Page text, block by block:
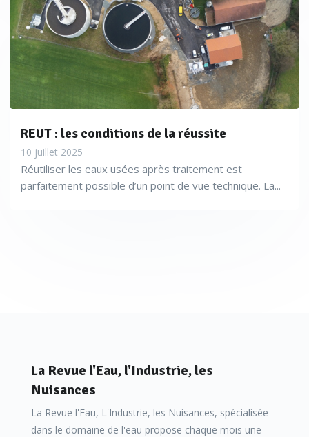
REUT : les conditions de la réussite
10 juillet 2025
Réutiliser les eaux usées après traitement est
parfaitement possible d’un point de vue technique. La...
La Revue l'Eau, l'Industrie, les
Nuisances
La Revue l'Eau, L'Industrie, les Nuisances, spécialisée
dans le domaine de l'eau propose chaque mois une